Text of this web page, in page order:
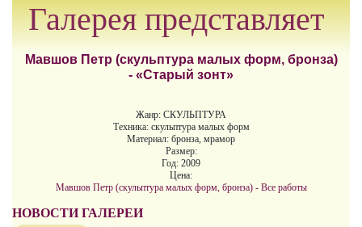
Галерея представляет
Мавшов Петр (скульптура малых форм, бронза)
- «Старый зонт»
Жанр: СКУЛЬПТУРА
Техника: скульптура малых форм
Материал: бронза, мрамор
Размер:
Год: 2009
Цена:
Мавшов Петр (скульптура малых форм, бронза) - Все работы
НОВОСТИ ГАЛЕРЕИ